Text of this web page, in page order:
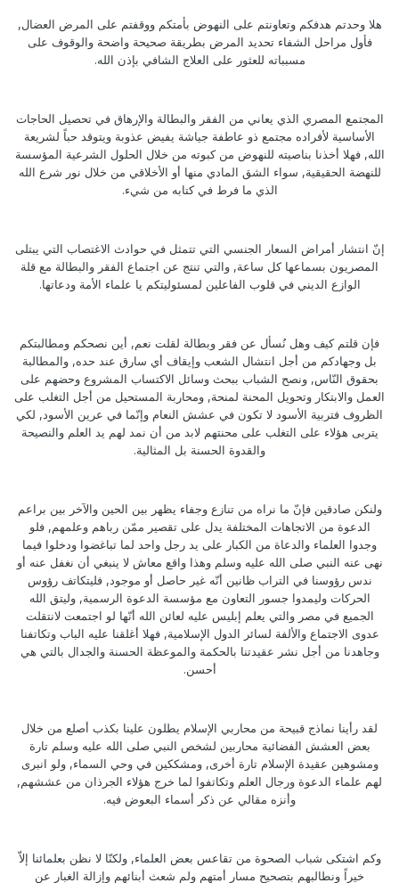
هلا وحدتم هدفكم وتعاونتم على النهوض بأمتكم ووقفتم على المرض العضال,
فأول مراحل الشفاء تحديد المرض بطريقة صحيحة واضحة والوقوف على
مسبباته للعثور على العلاج الشافي بإذن الله.
المجتمع المصري الذي يعاني من الفقر والبطالة والإرهاق في تحصيل الحاجات
الأساسية لأفراده مجتمع ذو عاطفة جياشة يفيض عذوبة ويتوقد حباً لشريعة
الله, فهلا أخذنا بناصيته للنهوض من كبوته من خلال الحلول الشرعية المؤسسة
للنهضة الحقيقية, سواء الشق المادي منها أو الأخلاقي من خلال نور شرع الله
الذي ما فرط في كتابه من شيء.
إنّ انتشار أمراض السعار الجنسي التي تتمثل في حوادث الاغتصاب التي يبتلى
المصريون بسماعها كل ساعة, والتي تنتج عن اجتماع الفقر والبطالة مع قلة
الوازع الديني في قلوب الفاعلين لمسئوليتكم يا علماء الأمة ودعاتها.
فإن قلتم كيف وهل نُسأل عن فقر وبطالة لقلت نعم, أين نصحكم ومطالبتكم
بل وجهادكم من أجل انتشال الشعب وإيقاف أي سارق عند حده, والمطالبة
بحقوق النّاس, ونصح الشباب ببحث وسائل الاكتساب المشروع وحضهم على
العمل والابتكار وتحويل المحنة لمنحة, ومحاربة المستحيل من أجل التغلب على
الظروف فتربية الأسود لا تكون في عشش النعام وإنّما في عرين الأسود, لكي
يتربى هؤلاء على التغلب على محنتهم لابد من أن نمد لهم يد العلم والنصيحة
والقدوة الحسنة بل المثالية.
ولنكن صادقين فإنّ ما نراه من تنازع وجفاء يظهر بين الحين والآخر بين براعم
الدعوة من الاتجاهات المختلفة يدل على تقصير ممّن رباهم وعلمهم, فلو
وجدوا العلماء والدعاة من الكبار على يد رجل واحد لما تباغضوا ودخلوا فيما
نهى عنه النبي صلى الله عليه وسلم وهذا واقع معاش لا ينبغي أن نغفل عنه أو
ندس رؤوسنا في التراب ظانين أنّه غير حاصل أو موجود, فليتكاتف رؤوس
الحركات وليمدوا جسور التعاون مع مؤسسة الدعوة الرسمية, وليتق الله
الجميع في مصر والتي يعلم إبليس عليه لعائن الله أنّها لو اجتمعت لانتقلت
عدوى الاجتماع والألفة لسائر الدول الإسلامية, فهلا أغلقنا عليه الباب وتكاتفنا
وجاهدنا من أجل نشر عقيدتنا بالحكمة والموعظة الحسنة والجدال بالتي هي
أحسن.
لقد رأينا نماذج قبيحة من محاربي الإسلام يطلون علينا بكذب أصلع من خلال
بعض العشش الفضائية محاربين لشخص النبي صلى الله عليه وسلم تارة
ومشوهين عقيدة الإسلام تارة أخرى, ومشككين في وحي السماء, ولو انبرى
لهم علماء الدعوة ورجال العلم وتكاتفوا لما خرج هؤلاء الجرذان من عششهم,
وأنزه مقالي عن ذكر أسماء البعوض فيه.
وكم اشتكى شباب الصحوة من تقاعس بعض العلماء, ولكنّا لا نظن بعلمائنا إلاّ
خيراً ونطالبهم بتصحيح مسار أمتهم ولم شعث أبنائهم وإزالة الغبار عن